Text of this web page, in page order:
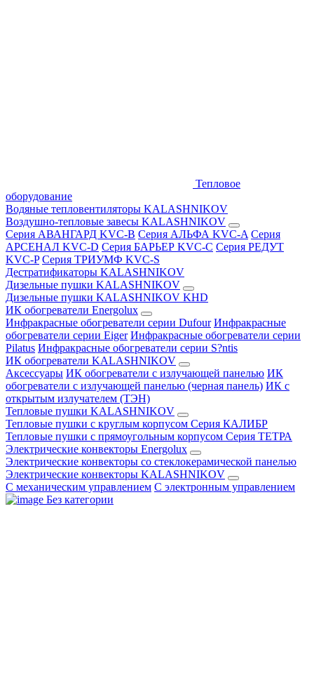
Тепловое
оборудование
Водяные тепловентиляторы KALASHNIKOV
Воздушно-тепловые завесы KALASHNIKOV
Серия АВАНГАРД KVC-B Серия АЛЬФА KVC-A Серия
АРСЕНАЛ KVC-D Серия БАРЬЕР KVC-C Серия РЕДУТ
KVC-P Серия ТРИУМФ KVC-S
Дестратификаторы KALASHNIKOV
Дизельные пушки KALASHNIKOV
Дизельные пушки KALASHNIKOV KHD
ИК обогреватели Energolux
Инфракрасные обогреватели серии Dufour Инфракрасные
обогреватели серии Eiger Инфракрасные обогреватели серии
Pilatus Инфракрасные обогреватели серии S?ntis
ИК обогреватели KALASHNIKOV
Аксессуары ИК обогреватели с излучающей панелью ИК
обогреватели с излучающей панелью (черная панель) ИК с
открытым излучателем (ТЭН)
Тепловые пушки KALASHNIKOV
Тепловые пушки с круглым корпусом Серия КАЛИБР
Тепловые пушки с прямоугольным корпусом Серия ТЕТРА
Электрические конвекторы Energolux
Электрические конвекторы со стеклокерамической панелью
Электрические конвекторы KALASHNIKOV
С механическим управлением С электронным управлением
Без категории